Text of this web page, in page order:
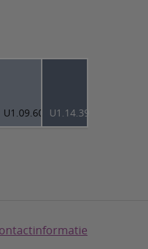
U1.09.60 U1.14.39